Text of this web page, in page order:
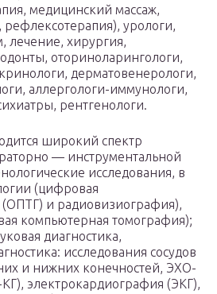
медицинский массаж,
рефлексотерапия), урологи,
лечение, хирургия,
оториноларингологи,
дерматовенерологи,
аллергологи-иммунологи,
рентгенологи.
широкий спектр
— инструментальной
исследования, в
(цифровая
и радиовизиография),
компьютерная томография);
диагностика,
исследования сосудов
и нижних конечностей, ЭХО-
электрокардиография (ЭКГ),